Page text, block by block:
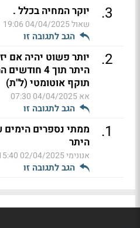
3
. יוקר המחיה בכלל .
שאול04/04/2025 19:06
הגב לתגובה זו
2
.
יותר פשוט יהיה אם
היתר תוך 4
תוקף אוטומטי (ל"ת)
אא04/04/2025 07:30
הגב לתגובה זו
1
.
ממתי נספרים הימים
היתר
אנונימי02/04/2025 15:40
הגב לתגובה זו